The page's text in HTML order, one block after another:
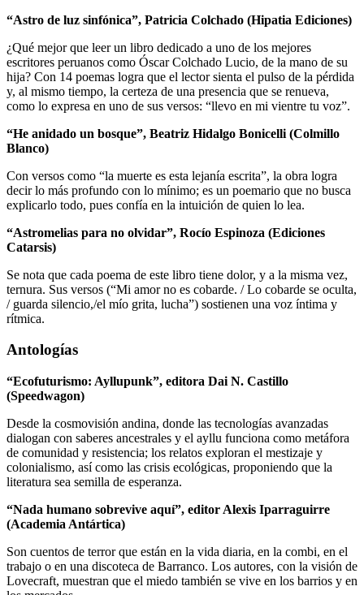
“Astro de luz sinfónica”, Patricia Colchado (Hipatia Ediciones)
¿Qué mejor que leer un libro dedicado a uno de los mejores
escritores peruanos como Óscar Colchado Lucio, de la mano de su
hija? Con 14 poemas logra que el lector sienta el pulso de la pérdida
y, al mismo tiempo, la certeza de una presencia que se renueva,
como lo expresa en uno de sus versos: “llevo en mi vientre tu voz”.
“He anidado un bosque”, Beatriz Hidalgo Bonicelli (Colmillo
Blanco)
Con versos como “la muerte es esta lejanía escrita”, la obra logra
decir lo más profundo con lo mínimo; es un poemario que no busca
explicarlo todo, pues confía en la intuición de quien lo lea.
“Astromelias para no olvidar”, Rocío Espinoza (Ediciones
Catarsis)
Se nota que cada poema de este libro tiene dolor, y a la misma vez,
ternura. Sus versos (“Mi amor no es cobarde. / Lo cobarde se oculta,
/ guarda silencio,/el mío grita, lucha”) sostienen una voz íntima y
rítmica.
Antologías
“Ecofuturismo: Ayllupunk”, editora Dai N. Castillo
(Speedwagon)
Desde la cosmovisión andina, donde las tecnologías avanzadas
dialogan con saberes ancestrales y el ayllu funciona como metáfora
de comunidad y resistencia; los relatos exploran el mestizaje y
colonialismo, así como las crisis ecológicas, proponiendo que la
literatura sea semilla de esperanza.
“Nada humano sobrevive aquí”, editor Alexis Iparraguirre
(Academia Antártica)
Son cuentos de terror que están en la vida diaria, en la combi, en el
trabajo o en una discoteca de Barranco. Los autores, con la visión de
Lovecraft, muestran que el miedo también se vive en los barrios y en